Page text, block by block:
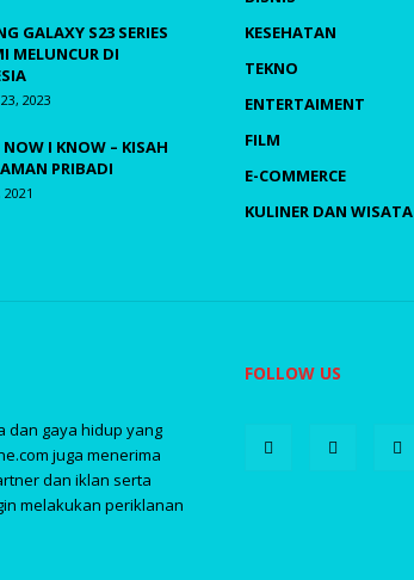
GALAXY S23 SERIES
MELUNCUR DI
2023
NOW I KNOW – KISAH
PRIBADI
KESEHATAN
TEKNO
ENTERTAIMENT
FILM
E-COMMERCE
KULINER DAN WISATA
dan gaya hidup yang
juga menerima
dan iklan serta
melakukan periklanan
FOLLOW US